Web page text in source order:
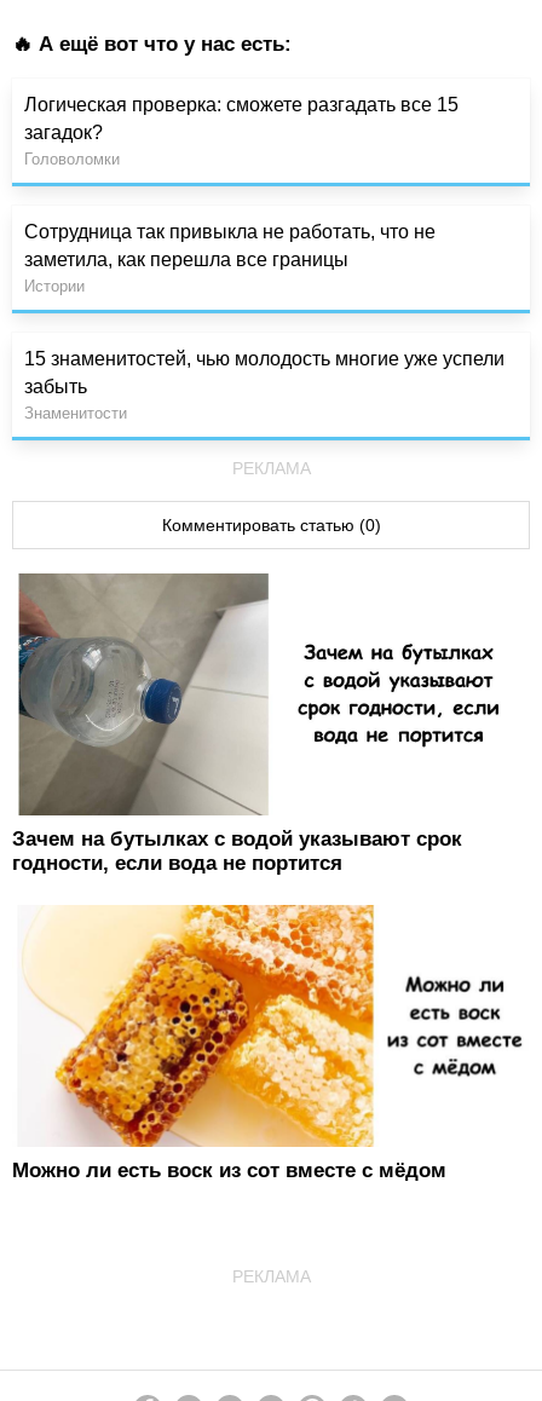
🔥 А ещё вот что у нас есть:
Логическая проверка: сможете разгадать все 15
загадок?
Головоломки
Сотрудница так привыкла не работать, что не
заметила, как перешла все границы
Истории
15 знаменитостей, чью молодость многие уже успели
забыть
Знаменитости
РЕКЛАМА
Комментировать статью (0)
Зачем на бутылках с водой указывают срок
годности, если вода не портится
Можно ли есть воск из сот вместе с мёдом
РЕКЛАМА